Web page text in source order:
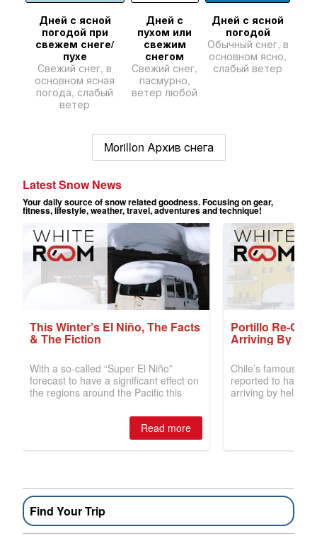
Дней с ясной
погодой при
свежем снеге/
пухе
Свежий снег, в
основном ясная
погода, слабый
ветер
Дней с
пухом или
свежим
снегом
Свежий снег,
пасмурно,
ветер любой
Дней с ясной
погодой
Обычный снег, в
основном ясно,
слабый ветер
Morillon Архив снега
Find Your Trip